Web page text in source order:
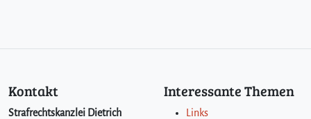
Kontakt
Strafrechtskanzlei Dietrich
Interessante Themen
Links